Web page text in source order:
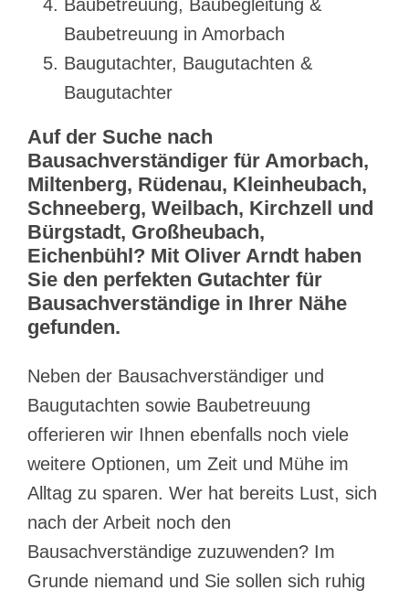
Baubetreuung, Baubegleitung &
Baubetreuung in Amorbach
Baugutachter, Baugutachten &
Baugutachter
Auf der Suche nach
Bausachverständiger für Amorbach,
Miltenberg, Rüdenau, Kleinheubach,
Schneeberg, Weilbach, Kirchzell und
Bürgstadt, Großheubach,
Eichenbühl? Mit Oliver Arndt haben
Sie den perfekten Gutachter für
Bausachverständige in Ihrer Nähe
gefunden.
Neben der Bausachverständiger und
Baugutachten sowie Baubetreuung
offerieren wir Ihnen ebenfalls noch viele
weitere Optionen, um Zeit und Mühe im
Alltag zu sparen. Wer hat bereits Lust, sich
nach der Arbeit noch den
Bausachverständige zuzuwenden? Im
Grunde niemand und Sie sollen sich ruhig